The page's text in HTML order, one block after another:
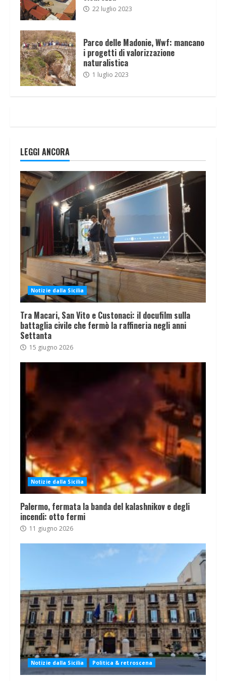
22 luglio 2023
Parco delle Madonie, Wwf: mancano
i progetti di valorizzazione
naturalistica
1 luglio 2023
LEGGI ANCORA
Notizie dalla Sicilia
Tra Macari, San Vito e Custonaci: il docufilm sulla
battaglia civile che fermò la raffineria negli anni
Settanta
15 giugno 2026
Notizie dalla Sicilia
Palermo, fermata la banda del kalashnikov e degli
incendi: otto fermi
11 giugno 2026
Notizie dalla Sicilia Politica & retroscena